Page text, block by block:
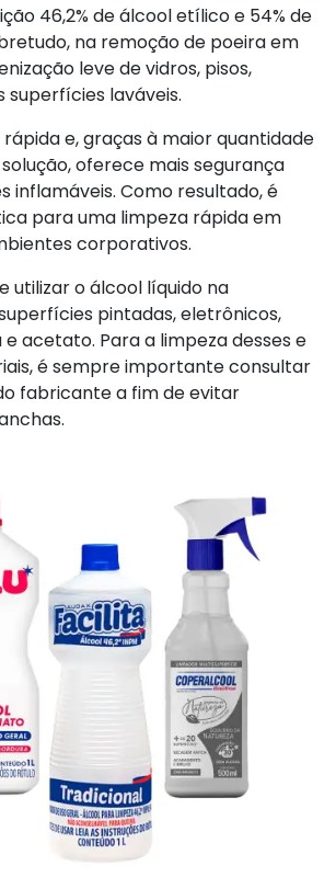
46,2% de álcool etílico e 54% de
na remoção de poeira em
leve de vidros, pisos,
superfícies laváveis.
rápida e, graças à maior quantidade
oferece mais segurança
inflamáveis. Como resultado, é
para uma limpeza rápida em
corporativos.
utilizar o álcool líquido na
pintadas, eletrônicos,
acetato. Para a limpeza desses e
é sempre importante consultar
fabricante a fim de evitar